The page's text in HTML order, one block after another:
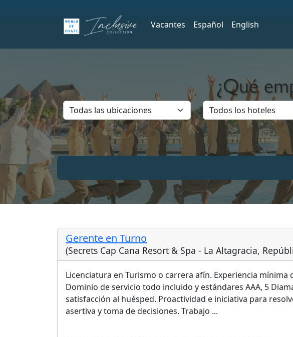
Vacantes Español English
¿Qué
Gerente en Turno
(Secrets Cap Cana Resort & Spa - La Altagracia,
Licenciatura en Turismo o carrera afín. Experiencia mínima
Dominio de servicio todo incluido y estándares AAA, 5
satisfacción al huésped. Proactividad e iniciativa para
asertiva y toma de decisiones. Trabajo ...